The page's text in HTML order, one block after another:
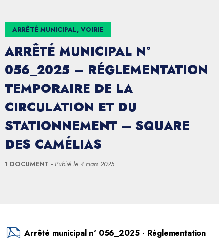
ARRÊTÉ MUNICIPAL, VOIRIE
ARRÊTÉ MUNICIPAL N°
056_2025 – RÉGLEMENTATION
TEMPORAIRE DE LA
CIRCULATION ET DU
STATIONNEMENT – SQUARE
DES CAMÉLIAS
1 DOCUMENT Publié le 4 mars 2025
Arrêté municipal n° 056_2025 - Réglementation